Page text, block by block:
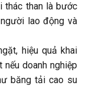
thác than là bước
lao động và
hiệu quả khai
doanh nghiệp
băng tải cao su